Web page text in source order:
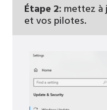
Étape 2: mettez à
et vos pilotes.